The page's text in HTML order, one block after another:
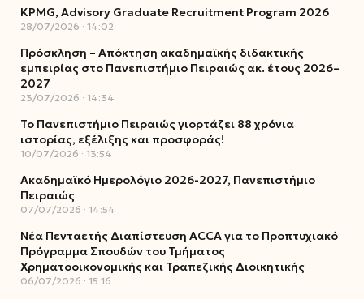
KPMG, Advisory Graduate Recruitment Program 2026
28/07/2026 14:02
Πρόσκληση – Απόκτηση ακαδημαϊκής διδακτικής
εμπειρίας στο Πανεπιστήμιο Πειραιώς ακ. έτους 2026–
2027
23/07/2026 14:34
Το Πανεπιστήμιο Πειραιώς γιορτάζει 88 χρόνια
ιστορίας, εξέλιξης και προσφοράς!
10/07/2026 13:54
Ακαδημαϊκό Ημερολόγιο 2026-2027, Πανεπιστήμιο
Πειραιώς
07/07/2026 14:54
Νέα Πενταετής Διαπίστευση ACCA για το Προπτυχιακό
Πρόγραμμα Σπουδών του Τμήματος
Χρηματοοικονομικής και Τραπεζικής Διοικητικής
06/07/2026 15:16